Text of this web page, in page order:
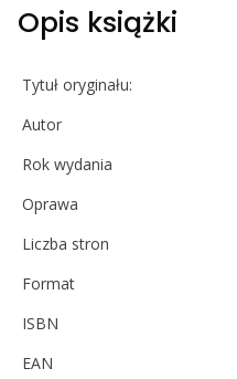
Opis książki
Tytuł oryginału:
Autor
Rok wydania
Oprawa
Liczba stron
Format
ISBN
EAN